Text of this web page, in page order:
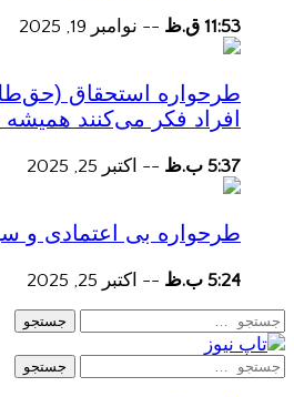
11:53 ق.ظ -- نوامبر 19, 2025
طرحواره استحقاق
افراد فکر می‌کنند
5:37 ب.ظ -- اکتبر 25, 2025
طرحواره بی اعتمادی و
5:24 ب.ظ -- اکتبر 25, 2025
جستجو
جستجو